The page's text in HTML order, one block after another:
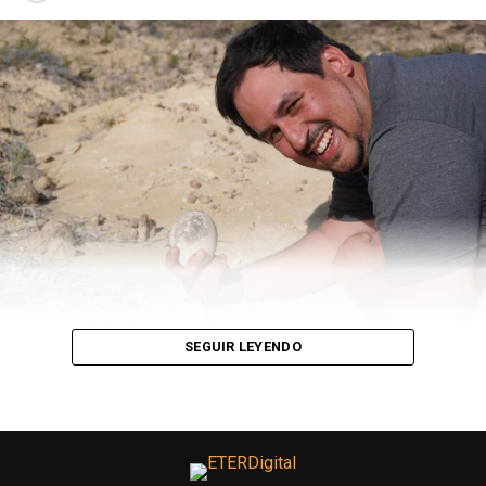
Instagram. ¿Cómo fue ese cambio?
Muy de a poco. Cuando arranqué no había nadie, se
podía hacer muchas cosas y pude probar mucho; el que
quiere arrancar ahora está todo el tiempo muy expuesto
y hay mucha gente que lo ve. En cambio, yo pude hacer
mucha prueba y error y también, en ese entonces, le iba
perdiendo el miedo a la cámara porque como yo venía
de Twitter no mostraba mi cara y ahí empecé a mostrar
mi cara y me empezó a reconocer la gente.
Esencialmente la pasé muy mal en el colegio, fui a 6
revolución en contra de la educación en China y de ahí
SEGUIR LEYENDO